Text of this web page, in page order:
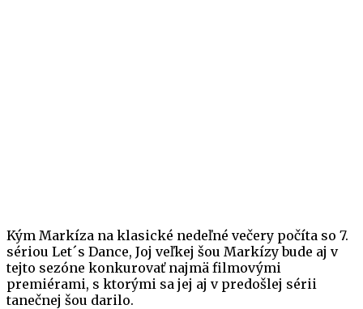
Kým Markíza na klasické nedeľné večery počíta so 7.
sériou Let´s Dance, Joj veľkej šou Markízy bude aj v
tejto sezóne konkurovať najmä filmovými
premiérami, s ktorými sa jej aj v predošlej sérii
tanečnej šou darilo.